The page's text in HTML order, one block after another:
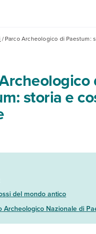
/Parco Archeologico di Paestum:
storia e
del mondo antico
Archeologico Nazionale di